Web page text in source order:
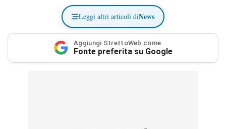
Leggi altri articoli diNews
Aggiungi StrettoWeb come
Fonte preferita su Google